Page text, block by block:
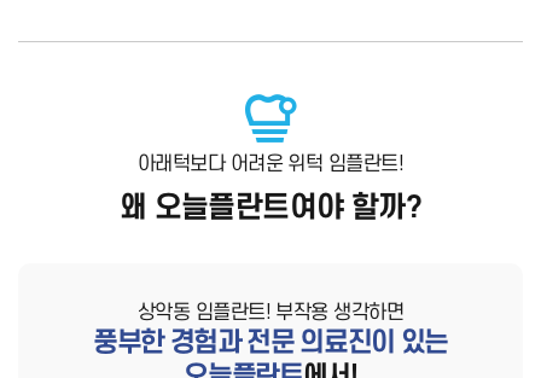
아래턱보다 어려운 위턱 임플란트!
왜 오늘플란트여야 할까?
상악동 임플란트! 부작용 생각하면
풍부한 경험과 전문 의료진이 있는